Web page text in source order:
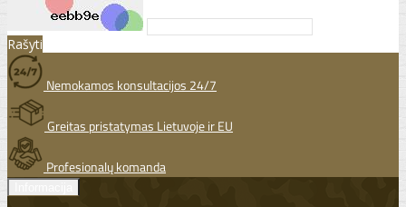
Rašyti
Nemokamos konsultacijos 24/7
Greitas pristatymas Lietuvoje ir EU
Profesionalų komanda